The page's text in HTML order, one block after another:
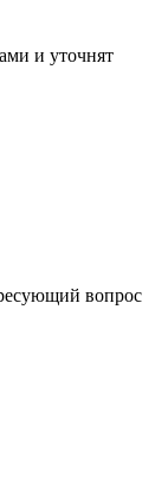
и уточнят
вопрос